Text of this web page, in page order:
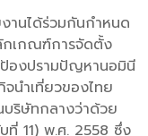
านได้ร่วมกันกำหนด
เกณฑ์การจัดตั้ง
ป้องปรามปัญหานอมินี
นำเที่ยวของไทย
บริษัทกลางว่าด้วย
ที่ 11) พ.ศ. 2558 ซึ่ง